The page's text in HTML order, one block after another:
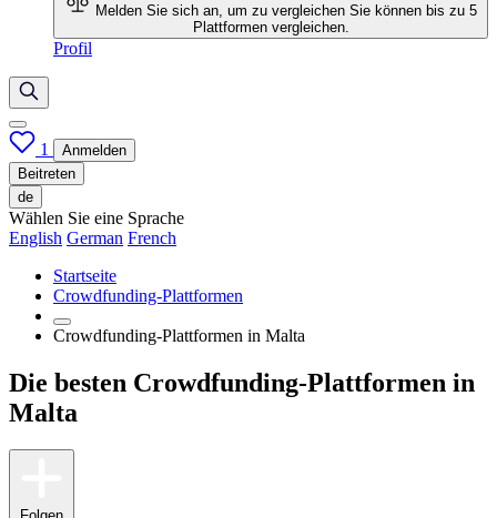
Melden Sie sich an, um zu vergleichen Sie können bis zu 5
Plattformen vergleichen.
Profil
1
Anmelden
Beitreten
de
Wählen Sie eine Sprache
English German French
Startseite
Crowdfunding-Plattformen
Crowdfunding-Plattformen in Malta
Die besten Crowdfunding-Plattformen in
Malta